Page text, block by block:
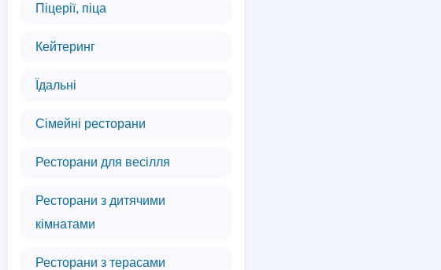
Піцерії, піца
Кейтеринг
Їдальні
Сімейні ресторани
Ресторани для весілля
Ресторани з дитячими
кімнатами
Ресторани з терасами